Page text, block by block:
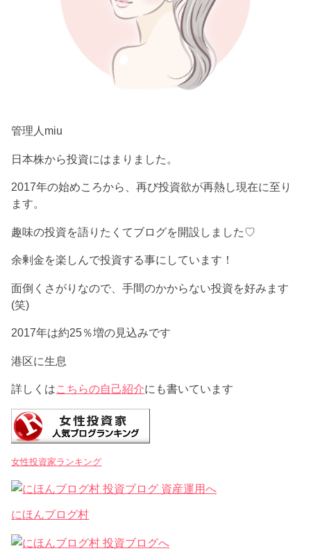
管理人miu
日本株から投資にはまりました。
2017年の始めころから、再び投資欲が再熱し現在に至り
ます。
趣味の投資を語りたくてブログを開設しました♡
余剰金を楽しんで投資する事にしています！
面倒くさがりなので、手間のかからない投資を好みます
(笑)
2017年は約25％増の見込みです
港区に生息
詳しくはこちらの自己紹介にも書いています
女性投資家ランキング
にほんブログ村